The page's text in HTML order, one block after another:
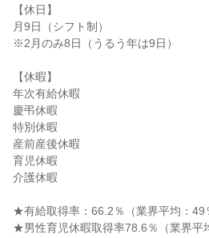
【休日】
月9日（シフト制）
※2月のみ8日（うるう年は9日）
【休暇】
年次有給休暇
慶弔休暇
特別休暇
産前産後休暇
育児休暇
介護休暇
★有給取得率：66.2％（業界平均：49
★男性育児休暇取得率78.6％（業界平